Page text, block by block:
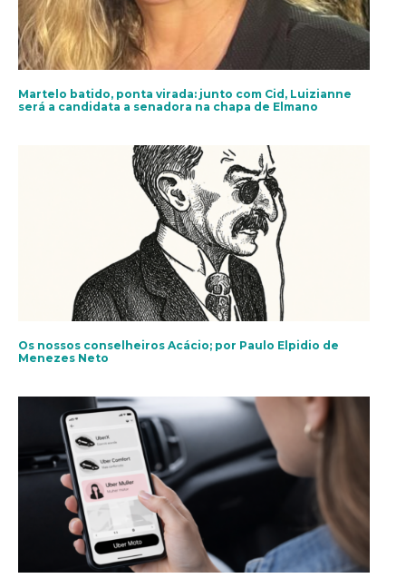
Martelo batido, ponta virada: junto com Cid, Luizianne
será a candidata a senadora na chapa de Elmano
Os nossos conselheiros Acácio; por Paulo Elpidio de
Menezes Neto